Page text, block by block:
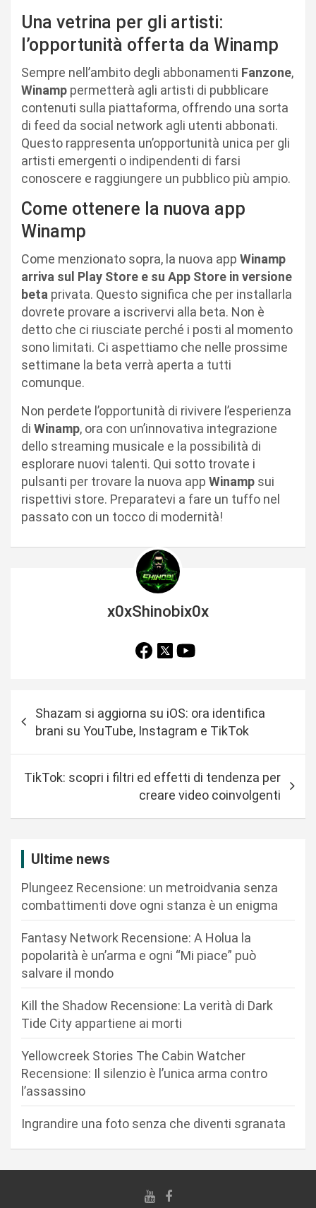
Una vetrina per gli artisti:
l’opportunità offerta da Winamp
Sempre nell’ambito degli abbonamenti Fanzone,
Winamp permetterà agli artisti di pubblicare
contenuti sulla piattaforma, offrendo una sorta
di feed da social network agli utenti abbonati.
Questo rappresenta un’opportunità unica per gli
artisti emergenti o indipendenti di farsi
conoscere e raggiungere un pubblico più ampio.
Come ottenere la nuova app
Winamp
Come menzionato sopra, la nuova app Winamp
arriva sul Play Store e su App Store in versione
beta privata. Questo significa che per installarla
dovrete provare a iscrivervi alla beta. Non è
detto che ci riusciate perché i posti al momento
sono limitati. Ci aspettiamo che nelle prossime
settimane la beta verrà aperta a tutti
comunque.
Non perdete l’opportunità di rivivere l’esperienza
di Winamp, ora con un’innovativa integrazione
dello streaming musicale e la possibilità di
esplorare nuovi talenti. Qui sotto trovate i
pulsanti per trovare la nuova app Winamp sui
rispettivi store. Preparatevi a fare un tuffo nel
passato con un tocco di modernità!
x0xShinobix0x
a
Shazam si aggiorna su iOS: ora identifica
brani su YouTube, Instagram e TikTok
TikTok: scopri i filtri ed effetti di tendenza per
creare video coinvolgenti
Ultime news
Plungeez Recensione: un metroidvania senza
combattimenti dove ogni stanza è un enigma
Fantasy Network Recensione: A Holua la
popolarità è un’arma e ogni “Mi piace” può
salvare il mondo
Kill the Shadow Recensione: La verità di Dark
Tide City appartiene ai morti
Yellowcreek Stories The Cabin Watcher
Recensione: Il silenzio è l’unica arma contro
l’assassino
Ingrandire una foto senza che diventi sgranata